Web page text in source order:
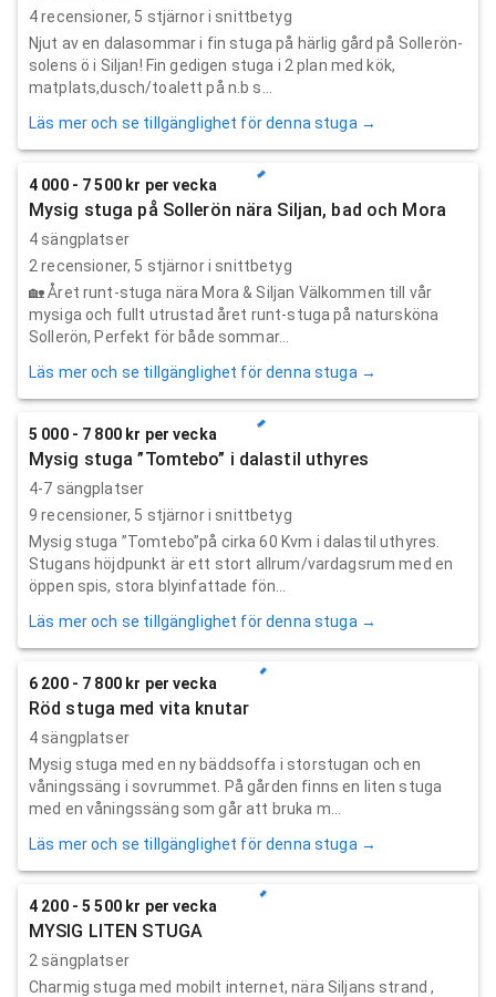
4recensioner, 5 stjärnor i snittbetyg
Njut av en dalasommar i fin stuga på härlig gård på Sollerön-
solens ö i Siljan! Fin gedigen stuga i 2 plan med kök,
matplats,dusch/toalett på n.b s...
Läs mer och se tillgänglighet för denna stuga →
4 000 - 7 500 kr per vecka
Mysig stuga på Sollerön nära Siljan, bad och Mora
4 sängplatser
2 recensioner, 5 stjärnor i snittbetyg
🏡 Året runt-stuga nära Mora & Siljan Välkommen till vår
mysiga och fullt utrustad året runt-stuga på natursköna
Sollerön, Perfekt för både sommar...
Läs mer och se tillgänglighet för denna stuga →
5 000 - 7 800 kr per vecka
Mysig stuga ”Tomtebo” i dalastil uthyres
4-7 sängplatser
9 recensioner, 5 stjärnor i snittbetyg
Mysig stuga ”Tomtebo”på cirka 60 Kvm i dalastil uthyres.
Stugans höjdpunkt är ett stort allrum/vardagsrum med en
öppen spis, stora blyinfattade fön...
Läs mer och se tillgänglighet för denna stuga →
6 200 - 7 800 kr per vecka
Röd stuga med vita knutar
4 sängplatser
Mysig stuga med en ny bäddsoffa i storstugan och en
våningssäng i sovrummet. På gården finns en liten stuga
med en våningssäng som går att bruka m...
Läs mer och se tillgänglighet för denna stuga →
4 200 - 5 500 kr per vecka
MYSIG LITEN STUGA
2 sängplatser
Charmig stuga med mobilt internet, nära Siljans strand ,